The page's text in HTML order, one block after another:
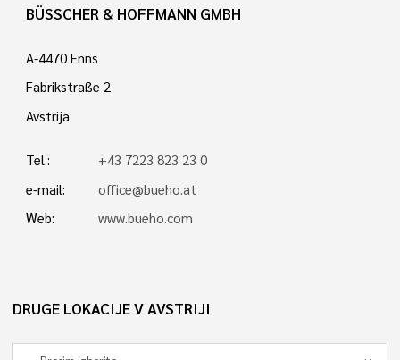
BÜSSCHER & HOFFMANN GMBH
A-4470 Enns
Fabrikstraße 2
Avstrija
Tel.:
+43 7223 823 23 0
e-mail:
office@bueho.at
Web:
www.bueho.com
DRUGE LOKACIJE V AVSTRIJI